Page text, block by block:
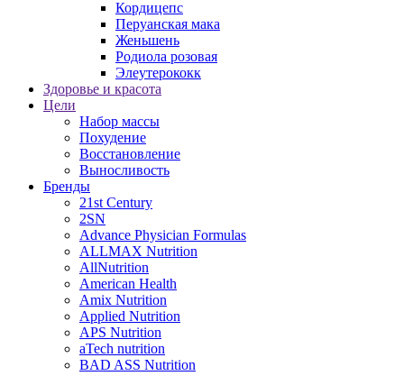
Кордицепс
Перуанская мака
Женьшень
Родиола розовая
Элеутерококк
Здоровье и красота
Цели
Набор массы
Похудение
Восстановление
Выносливость
Бренды
21st Century
2SN
Advance Physician Formulas
ALLMAX Nutrition
AllNutrition
American Health
Amix Nutrition
Applied Nutrition
APS Nutrition
aTech nutrition
BAD ASS Nutrition